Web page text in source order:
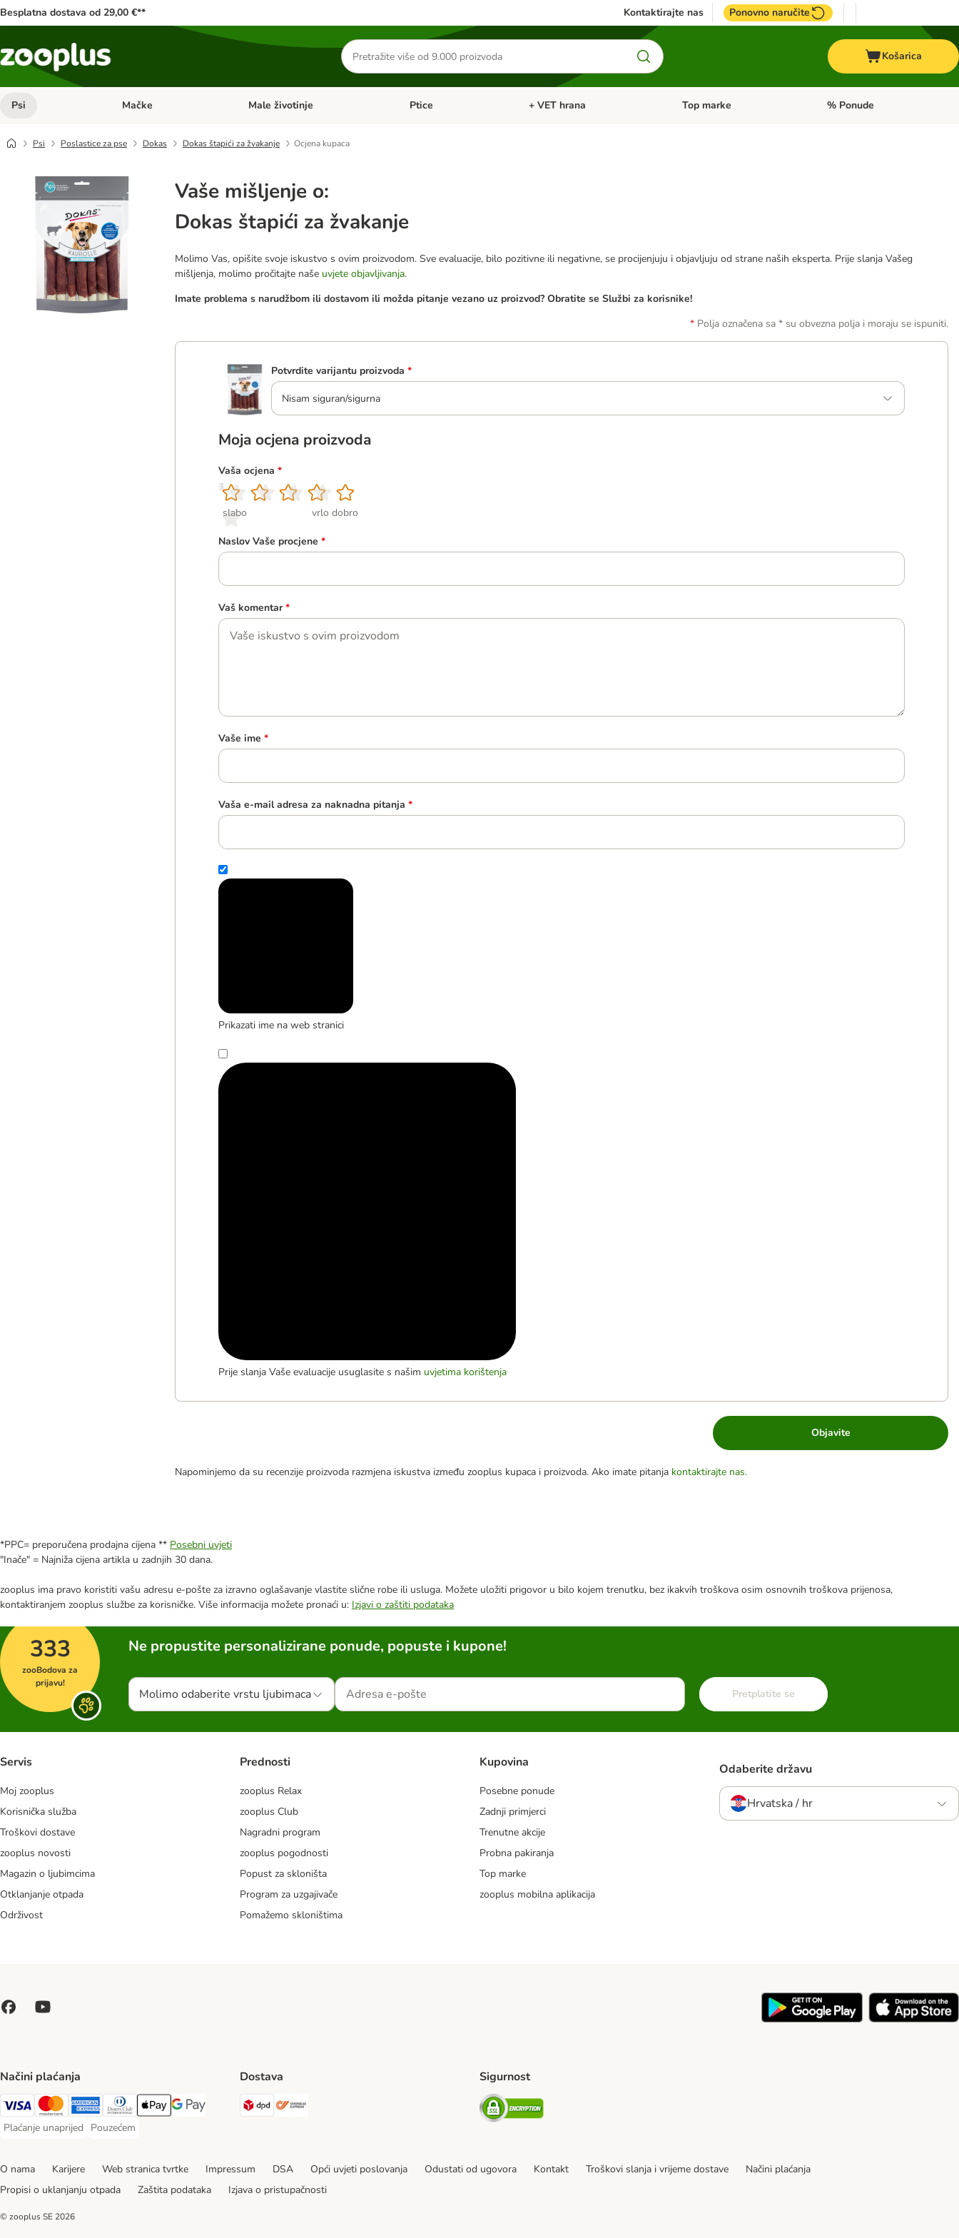
Besplatna dostava od 29,00 €** Kontaktirajte nas Ponovno naručite
Traži
proizvode
Košarica
Psi Pregled kategorija: Psi
Mačke Pregled kategorija: Mačke
Male životinje Pregled kategorija: Male životinje
Ptice Pregled kategorija: Ptice
+ VET hrana Pregled kategorija: + VET hrana
Top marke Pregled kategorija: Top marke
% Ponude
Psi Poslastice za pse Dokas Dokas štapići za žvakanje Ocjena kupaca
Vaše mišljenje o:
Dokas štapići za žvakanje
Molimo Vas, opišite svoje iskustvo s ovim proizvodom. Sve evaluacije, bilo pozitivne ili negativne, se procijenjuju i objavljuju od strane naših eksperta. Prije slanja Vašeg
mišljenja, molimo pročitajte naše uvjete objavljivanja.
Imate problema s narudžbom ili dostavom ili možda pitanje vezano uz proizvod? Obratite se Službi za korisnike!
Polja označena sa * su obvezna polja i moraju se ispuniti.
Potvrdite varijantu proizvoda *
Nisam siguran/sigurna
Moja ocjena proizvoda
Vaša ocjena *
1
slabo
2
3
4
5
vrlo dobro
Naslov Vaše procjene *
Vaš komentar *
Vaše ime *
Vaša e-mail adresa za naknadna pitanja *
Prikazati ime na web stranici
Prije slanja Vaše evaluacije usuglasite s našim uvjetima korištenja
Objavite
Napominjemo da su recenzije proizvoda razmjena iskustva između zooplus kupaca i proizvoda. Ako imate pitanja kontaktirajte nas.
*PPC= preporučena prodajna cijena ** Posebni uvjeti
"Inače" = Najniža cijena artikla u zadnjih 30 dana.
zooplus ima pravo koristiti vašu adresu e-pošte za izravno oglašavanje vlastite slične robe ili usluga. Možete uložiti prigovor u bilo kojem trenutku, bez ikakvih troškova osim osnovnih troškova prijenosa,
kontaktiranjem zooplus službe za korisničke. Više informacija možete pronaći u: Izjavi o zaštiti podataka
333
zooBodova za
prijavu!
Ne propustite personalizirane ponude, popuste i kupone!
Molimo odaberite vrstu ljubimaca Pretplatite se
Servis
Moj zooplus
Korisnička služba
Troškovi dostave
zooplus novosti
Magazin o ljubimcima
Otklanjanje otpada
Održivost
Prednosti
zooplus Relax
zooplus Club
Nagradni program
zooplus pogodnosti
Popust za skloništa
Program za uzgajivače
Pomažemo skloništima
Kupovina
Posebne ponude
Zadnji primjerci
Trenutne akcije
Probna pakiranja
Top marke
zooplus mobilna aplikacija
Odaberite državu
Hrvatska / hr
Načini plaćanja
Visa Payment Method
MasterCard Payment Method
American Express Payment Method
Diners Club Payment Method
Payment MethodGoogle pay Payment Method
Plaćanje unaprijed
Plaćanje unaprijed Payment Method
Pouzećem
Pouzećem Payment Method
Dostava
DPD Shipping Method
Sigurnost
Security
O nama Karijere Web stranica tvrtke Impressum DSA Opći uvjeti poslovanja Odustati od ugovora Kontakt Troškovi slanja i vrijeme dostave
Načini plaćanja
Propisi o uklanjanju otpada
Zaštita podataka Izjava o pristupačnosti
© zooplus SE 2026